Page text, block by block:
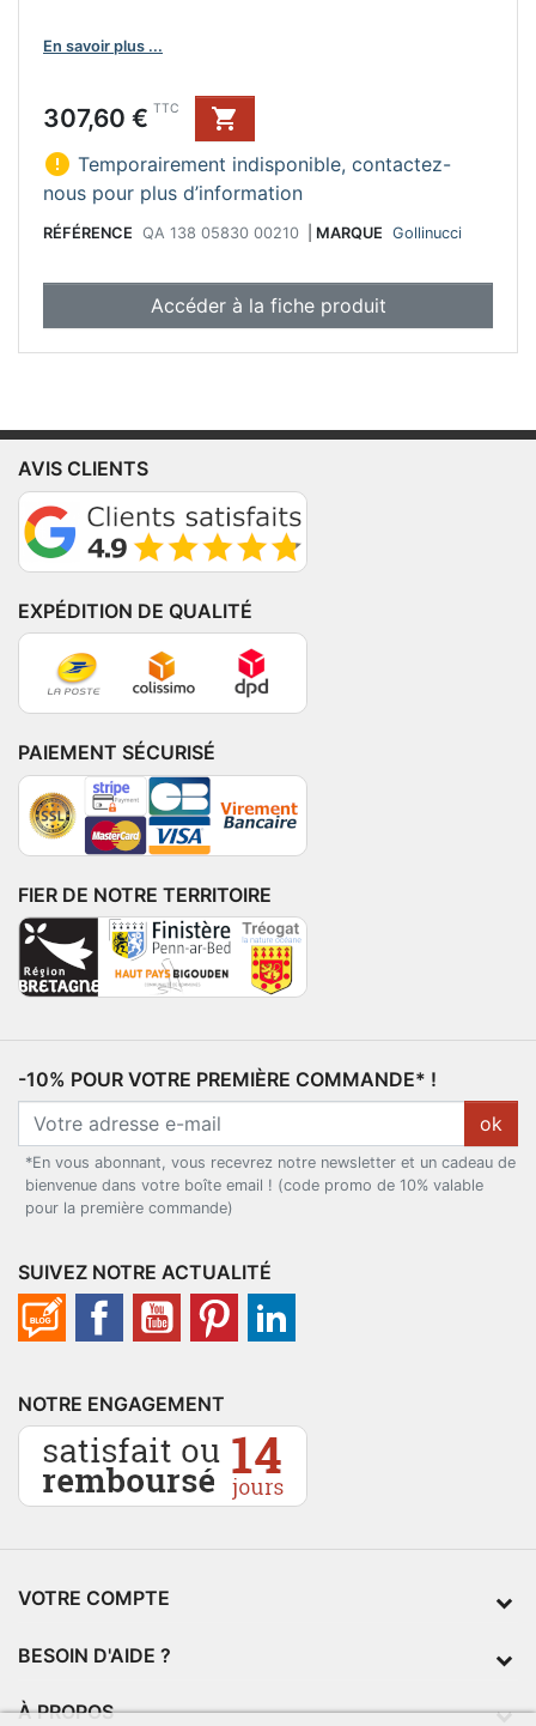
En savoir plus ...
Prix
307,60 € TTC

 Temporairement indisponible, contactez-
nous pour plus d’information
RÉFÉRENCE QA 138 05830 00210 MARQUE Gollinucci
Accéder à la fiche produit
AVIS CLIENTS
EXPÉDITION DE QUALITÉ
PAIEMENT SÉCURISÉ
FIER DE NOTRE TERRITOIRE
-10% POUR VOTRE PREMIÈRE COMMANDE* !
ok
*En vous abonnant, vous recevrez notre newsletter et un cadeau de
bienvenue dans votre boîte email ! (code promo de 10% valable
pour la première commande)
SUIVEZ NOTRE ACTUALITÉ
NOTRE ENGAGEMENT
VOTRE COMPTE
BESOIN D'AIDE ?
À PROPOS